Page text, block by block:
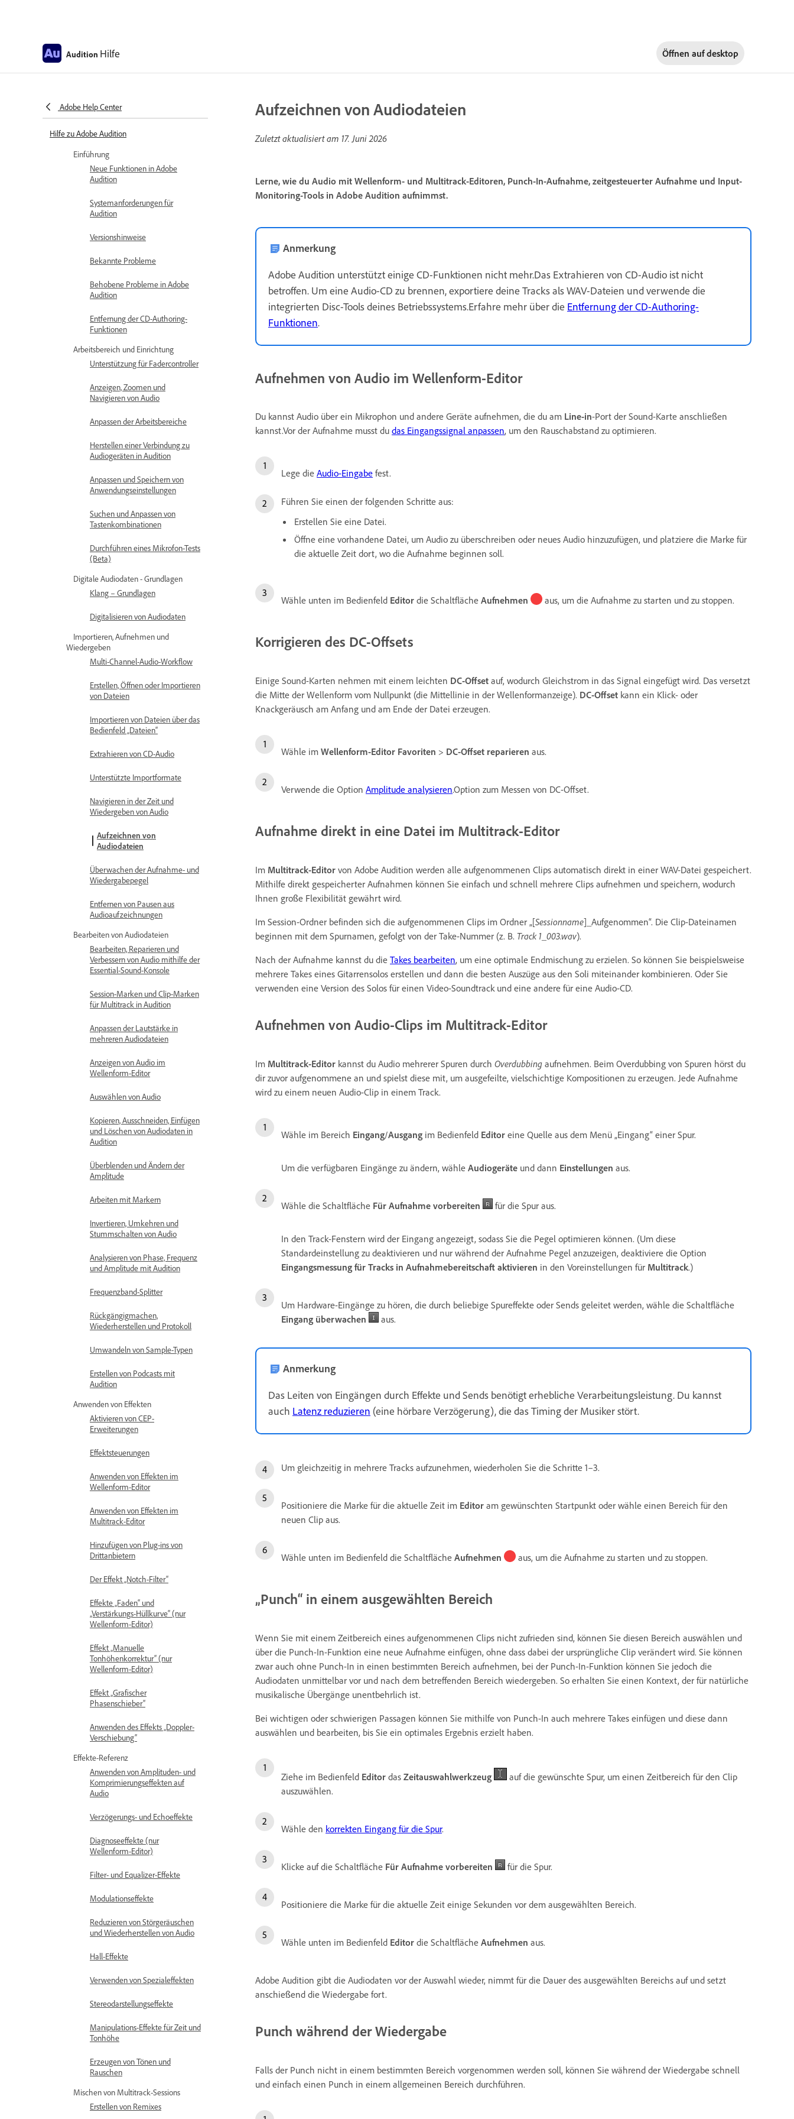
Audition Hilfe Öffnen aufdesktop
Adobe Help Center
Hilfe zu Adobe Audition
Einführung
Neue Funktionen in Adobe
Audition
Systemanforderungen für
Audition
Versionshinweise
Bekannte Probleme
Behobene Probleme in Adobe
Audition
Entfernung der CD-Authoring-
Funktionen
Arbeitsbereich und Einrichtung
Unterstützung für Fadercontroller
Anzeigen, Zoomen und
Navigieren von Audio
Anpassen der Arbeitsbereiche
Herstellen einer Verbindung zu
Audiogeräten in Audition
Anpassen und Speichern von
Anwendungseinstellungen
Suchen und Anpassen von
Tastenkombinationen
Durchführen eines Mikrofon-Tests
(Beta)
Digitale Audiodaten - Grundlagen
Klang – Grundlagen
Digitalisieren von Audiodaten
Importieren, Aufnehmen und
Wiedergeben
Multi-Channel-Audio-Workflow
Erstellen, Öffnen oder Importieren
von Dateien
Importieren von Dateien über das
Bedienfeld „Dateien“
Extrahieren von CD-Audio
Unterstützte Importformate
Navigieren in der Zeit und
Wiedergeben von Audio
Aufzeichnen von
Audiodateien
Überwachen der Aufnahme- und
Wiedergabepegel
Entfernen von Pausen aus
Audioaufzeichnungen
Bearbeiten von Audiodateien
Bearbeiten, Reparieren und
Verbessern von Audio mithilfe der
Essential-Sound-Konsole
Session-Marken und Clip-Marken
für Multitrack in Audition
Anpassen der Lautstärke in
mehreren Audiodateien
Anzeigen von Audio im
Wellenform-Editor
Auswählen von Audio
Kopieren, Ausschneiden, Einfügen
und Löschen von Audiodaten in
Audition
Überblenden und Ändern der
Amplitude
Arbeiten mit Markern
Invertieren, Umkehren und
Stummschalten von Audio
Analysieren von Phase, Frequenz
und Amplitude mit Audition
Frequenzband-Splitter
Rückgängigmachen,
Wiederherstellen und Protokoll
Umwandeln von Sample-Typen
Erstellen von Podcasts mit
Audition
Anwenden von Effekten
Aktivieren von CEP-
Erweiterungen
Effektsteuerungen
Anwenden von Effekten im
Wellenform-Editor
Anwenden von Effekten im
Multitrack-Editor
Hinzufügen von Plug-ins von
Drittanbietern
Der Effekt „Notch-Filter“
Effekte „Faden“ und
„Verstärkungs-Hüllkurve“ (nur
Wellenform-Editor)
Effekt „Manuelle
Tonhöhenkorrektur“ (nur
Wellenform-Editor)
Effekt „Grafischer
Phasenschieber“
Anwenden des Effekts „Doppler-
Verschiebung“
Effekte-Referenz
Anwenden von Amplituden- und
Komprimierungseffekten auf
Audio
Verzögerungs- und Echoeffekte
Diagnoseeffekte (nur
Wellenform-Editor)
Filter- und Equalizer-Effekte
Modulationseffekte
Reduzieren von Störgeräuschen
und Wiederherstellen von Audio
Hall-Effekte
Verwenden von Spezialeffekten
Stereodarstellungseffekte
Manipulations-Effekte für Zeit und
Tonhöhe
Erzeugen von Tönen und
Rauschen
Mischen von Multitrack-Sessions
Erstellen von Remixes
Aufzeichnen von Audiodateien
Zuletzt aktualisiert am 17. Juni 2026
Lerne, wie du Audio mit Wellenform- und Multitrack-Editoren, Punch-In-Aufnahme, zeitgesteuerter Aufnahme und Input-
Monitoring-Tools in Adobe Audition aufnimmst.
Anmerkung
Adobe Audition unterstützt einige CD-Funktionen nicht mehr.Das Extrahieren von CD-Audio ist nicht
betroffen. Um eine Audio-CD zu brennen, exportiere deine Tracks als WAV-Dateien und verwende die
integrierten Disc-Tools deines Betriebssystems.Erfahre mehr über die Entfernung der CD-Authoring-
Funktionen.
Aufnehmen von Audio im Wellenform-Editor
Du kannst Audio über ein Mikrophon und andere Geräte aufnehmen, die du am Line-in-Port der Sound-Karte anschließen
kannst.Vor der Aufnahme musst du das Eingangssignal anpassen, um den Rauschabstand zu optimieren.
Lege die Audio-Eingabe fest.
Führen Sie einen der folgenden Schritte aus:
Erstellen Sie eine Datei.
Öffne eine vorhandene Datei, um Audio zu überschreiben oder neues Audio hinzuzufügen, und platziere die Marke für
die aktuelle Zeit dort, wo die Aufnahme beginnen soll.
Wähle unten im Bedienfeld Editor die Schaltfläche Aufnehmen aus, um die Aufnahme zu starten und zu stoppen.
Korrigieren des DC-Offsets
Einige Sound-Karten nehmen mit einem leichten DC-Offset auf, wodurch Gleichstrom in das Signal eingefügt wird. Das versetzt
die Mitte der Wellenform vom Nullpunkt (die Mittellinie in der Wellenformanzeige). DC-Offset kann ein Klick- oder
Knackgeräusch am Anfang und am Ende der Datei erzeugen.
Wähle im Wellenform-Editor Favoriten > DC-Offset reparieren aus.
Verwende die Option Amplitude analysieren.Option zum Messen von DC-Offset.
Aufnahme direkt in eine Datei im Multitrack-Editor
Im Multitrack-Editor von Adobe Audition werden alle aufgenommenen Clips automatisch direkt in einer WAV-Datei gespeichert.
Mithilfe direkt gespeicherter Aufnahmen können Sie einfach und schnell mehrere Clips aufnehmen und speichern, wodurch
Ihnen große Flexibilität gewährt wird.
Im Session-Ordner befinden sich die aufgenommenen Clips im Ordner „[Sessionname]_Aufgenommen“. Die Clip-Dateinamen
beginnen mit dem Spurnamen, gefolgt von der Take-Nummer (z. B. Track 1_003.wav).
Nach der Aufnahme kannst du die Takes bearbeiten, um eine optimale Endmischung zu erzielen. So können Sie beispielsweise
mehrere Takes eines Gitarrensolos erstellen und dann die besten Auszüge aus den Soli miteinander kombinieren. Oder Sie
verwenden eine Version des Solos für einen Video-Soundtrack und eine andere für eine Audio-CD.
Aufnehmen von Audio-Clips im Multitrack-Editor
Im Multitrack-Editor kannst du Audio mehrerer Spuren durch Overdubbing aufnehmen. Beim Overdubbing von Spuren hörst du
dir zuvor aufgenommene an und spielst diese mit, um ausgefeilte, vielschichtige Kompositionen zu erzeugen. Jede Aufnahme
wird zu einem neuen Audio-Clip in einem Track.
Wähle im Bereich Eingang/Ausgang im Bedienfeld Editor eine Quelle aus dem Menü „Eingang“ einer Spur.
Um die verfügbaren Eingänge zu ändern, wähle Audiogeräte und dann Einstellungen aus.
Wähle die Schaltfläche Für Aufnahme vorbereiten für die Spur aus.
In den Track-Fenstern wird der Eingang angezeigt, sodass Sie die Pegel optimieren können. (Um diese
Standardeinstellung zu deaktivieren und nur während der Aufnahme Pegel anzuzeigen, deaktiviere die Option
Eingangsmessung für Tracks in Aufnahmebereitschaft aktivieren in den Voreinstellungen für Multitrack.)
Um Hardware-Eingänge zu hören, die durch beliebige Spureffekte oder Sends geleitet werden, wähle die Schaltfläche
Eingang überwachen
aus.
Anmerkung
Das Leiten von Eingängen durch Effekte und Sends benötigt erhebliche Verarbeitungsleistung. Du kannst
auch Latenz reduzieren (eine hörbare Verzögerung), die das Timing der Musiker stört.
Um gleichzeitig in mehrere Tracks aufzunehmen, wiederholen Sie die Schritte 1–3.
Positioniere die Marke für die aktuelle Zeit im Editor am gewünschten Startpunkt oder wähle einen Bereich für den
neuen Clip aus.
Wähle unten im Bedienfeld die Schaltfläche Aufnehmen aus, um die Aufnahme zu starten und zu stoppen.
„Punch“ in einem ausgewählten Bereich
Wenn Sie mit einem Zeitbereich eines aufgenommenen Clips nicht zufrieden sind, können Sie diesen Bereich auswählen und
über die Punch-In-Funktion eine neue Aufnahme einfügen, ohne dass dabei der ursprüngliche Clip verändert wird. Sie können
zwar auch ohne Punch-In in einen bestimmten Bereich aufnehmen, bei der Punch-In-Funktion können Sie jedoch die
Audiodaten unmittelbar vor und nach dem betreffenden Bereich wiedergeben. So erhalten Sie einen Kontext, der für natürliche
musikalische Übergänge unentbehrlich ist.
Bei wichtigen oder schwierigen Passagen können Sie mithilfe von Punch-In auch mehrere Takes einfügen und diese dann
auswählen und bearbeiten, bis Sie ein optimales Ergebnis erzielt haben.
Ziehe im Bedienfeld Editor das Zeitauswahlwerkzeug
auf die gewünschte Spur, um einen Zeitbereich für den Clip
auszuwählen.
Wähle den korrekten Eingang für die Spur.
Klicke auf die Schaltfläche Für Aufnahme vorbereiten für die Spur.
Positioniere die Marke für die aktuelle Zeit einige Sekunden vor dem ausgewählten Bereich.
Wähle unten im Bedienfeld Editor die Schaltfläche Aufnehmen aus.
Adobe Audition gibt die Audiodaten vor der Auswahl wieder, nimmt für die Dauer des ausgewählten Bereichs auf und setzt
anschießend die Wiedergabe fort.
Punch während der Wiedergabe
Falls der Punch nicht in einem bestimmten Bereich vorgenommen werden soll, können Sie während der Wiedergabe schnell
und einfach einen Punch in einem allgemeinen Bereich durchführen.